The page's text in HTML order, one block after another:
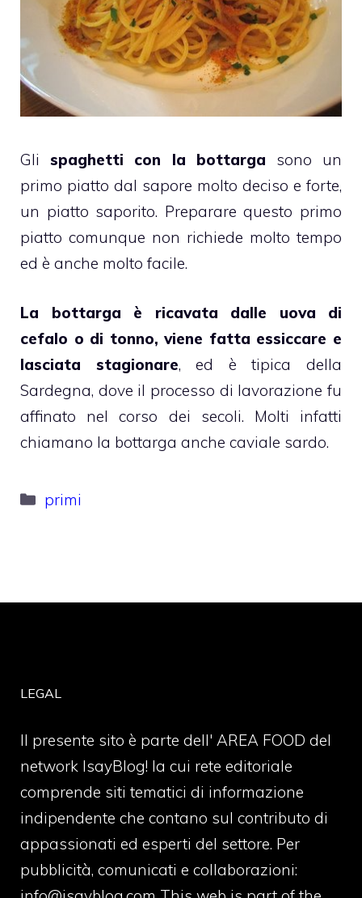
Glispaghetti con la bottarga sono un
primo piatto dal sapore molto deciso e forte,
un piatto saporito. Preparare questo primo
piatto comunque non richiede molto tempo
ed è anche molto facile.
La bottarga è ricavata dalle uova di
cefalo o di tonno, viene fatta essiccare e
lasciata stagionare, ed è tipica della
Sardegna, dove il processo di lavorazione fu
affinato nel corso dei secoli. Molti infatti
chiamano la bottarga anche caviale sardo.
Categorie
primi
LEGAL
Il presente sito è parte dell' AREA FOOD del
network IsayBlog! la cui rete editoriale
comprende siti tematici di informazione
indipendente che contano sul contributo di
appassionati ed esperti del settore. Per
pubblicità, comunicati e collaborazioni: